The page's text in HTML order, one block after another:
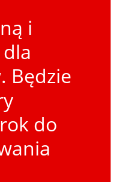
i
Będzie
do